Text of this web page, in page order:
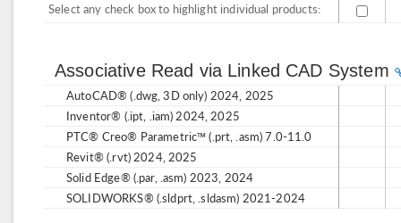
Select any check box to highlight individual products:
Associative Read via Linked CAD System
AutoCAD® (.dwg, 3D only) 2024, 2025
Inventor® (.ipt, .iam) 2024, 2025
PTC® Creo® Parametric™ (.prt, .asm) 7.0-11.0
Revit® (.rvt) 2024, 2025
Solid Edge® (.par, .asm) 2023, 2024
SOLIDWORKS® (.sldprt, .sldasm) 2021-2024